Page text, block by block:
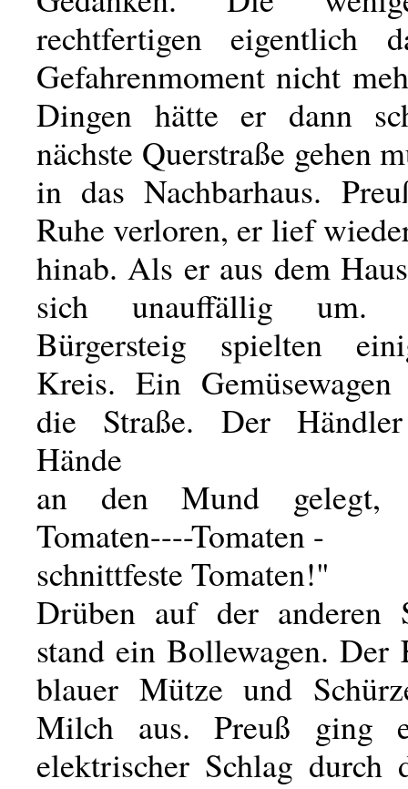
rechtfertigen eigentlich
Gefahrenmoment nicht
Dingen hätte er dann
nächste Querstraße gehen
in das Nachbarhaus.
Ruhe verloren, er lief
hinab. Als er aus dem
sich unauffällig um.
Bürgersteig spielten
Kreis. Ein
die Straße. Der
Hände
an den Mund gelegt,
Tomaten----Tomaten -
schnittfeste Tomaten!"
Drüben auf der anderen
stand ein Bollewagen. Der
blauer Mütze und
Milch aus. Preuß ging
elektrischer Schlag durch